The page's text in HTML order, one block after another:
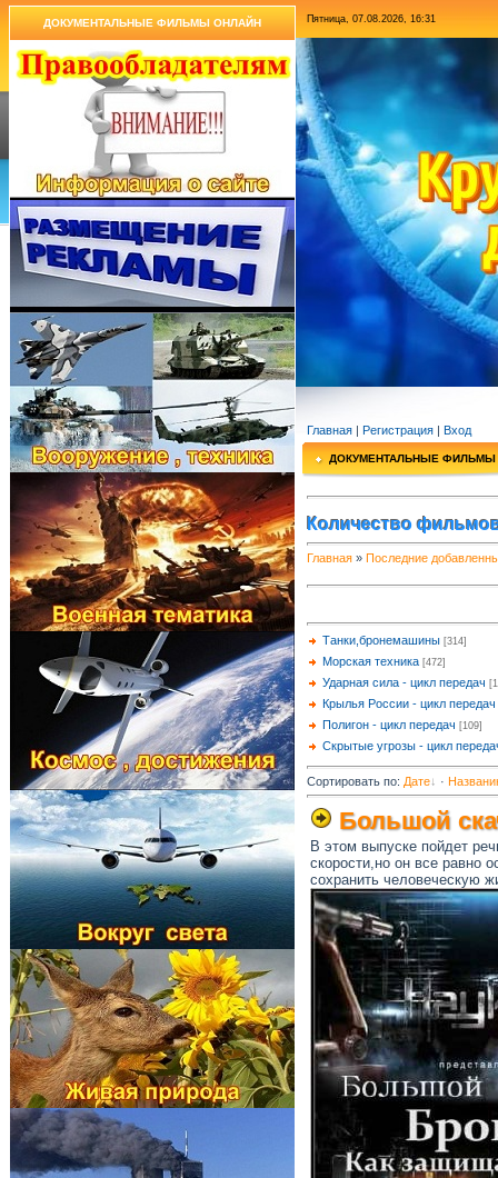
ДОКУМЕНТАЛЬНЫЕ ФИЛЬМЫ ОНЛАЙН Пятница, 07.08.2026, 16:31
Главная | Регистрация | Вход
ДОКУМЕНТАЛЬНЫЕ ФИЛЬМЫ
Количество
Главная » Последние
Танки,бронемашины [314]
Морская техника [472]
Ударная сила - цикл передач
Крылья России - цикл передач
Полигон - цикл передач [109]
Скрытые угрозы - цикл
Сортировать по: Дате ·
Большой
В этом выпуске пойдет
скорости,но он все равно
сохранить человеческую